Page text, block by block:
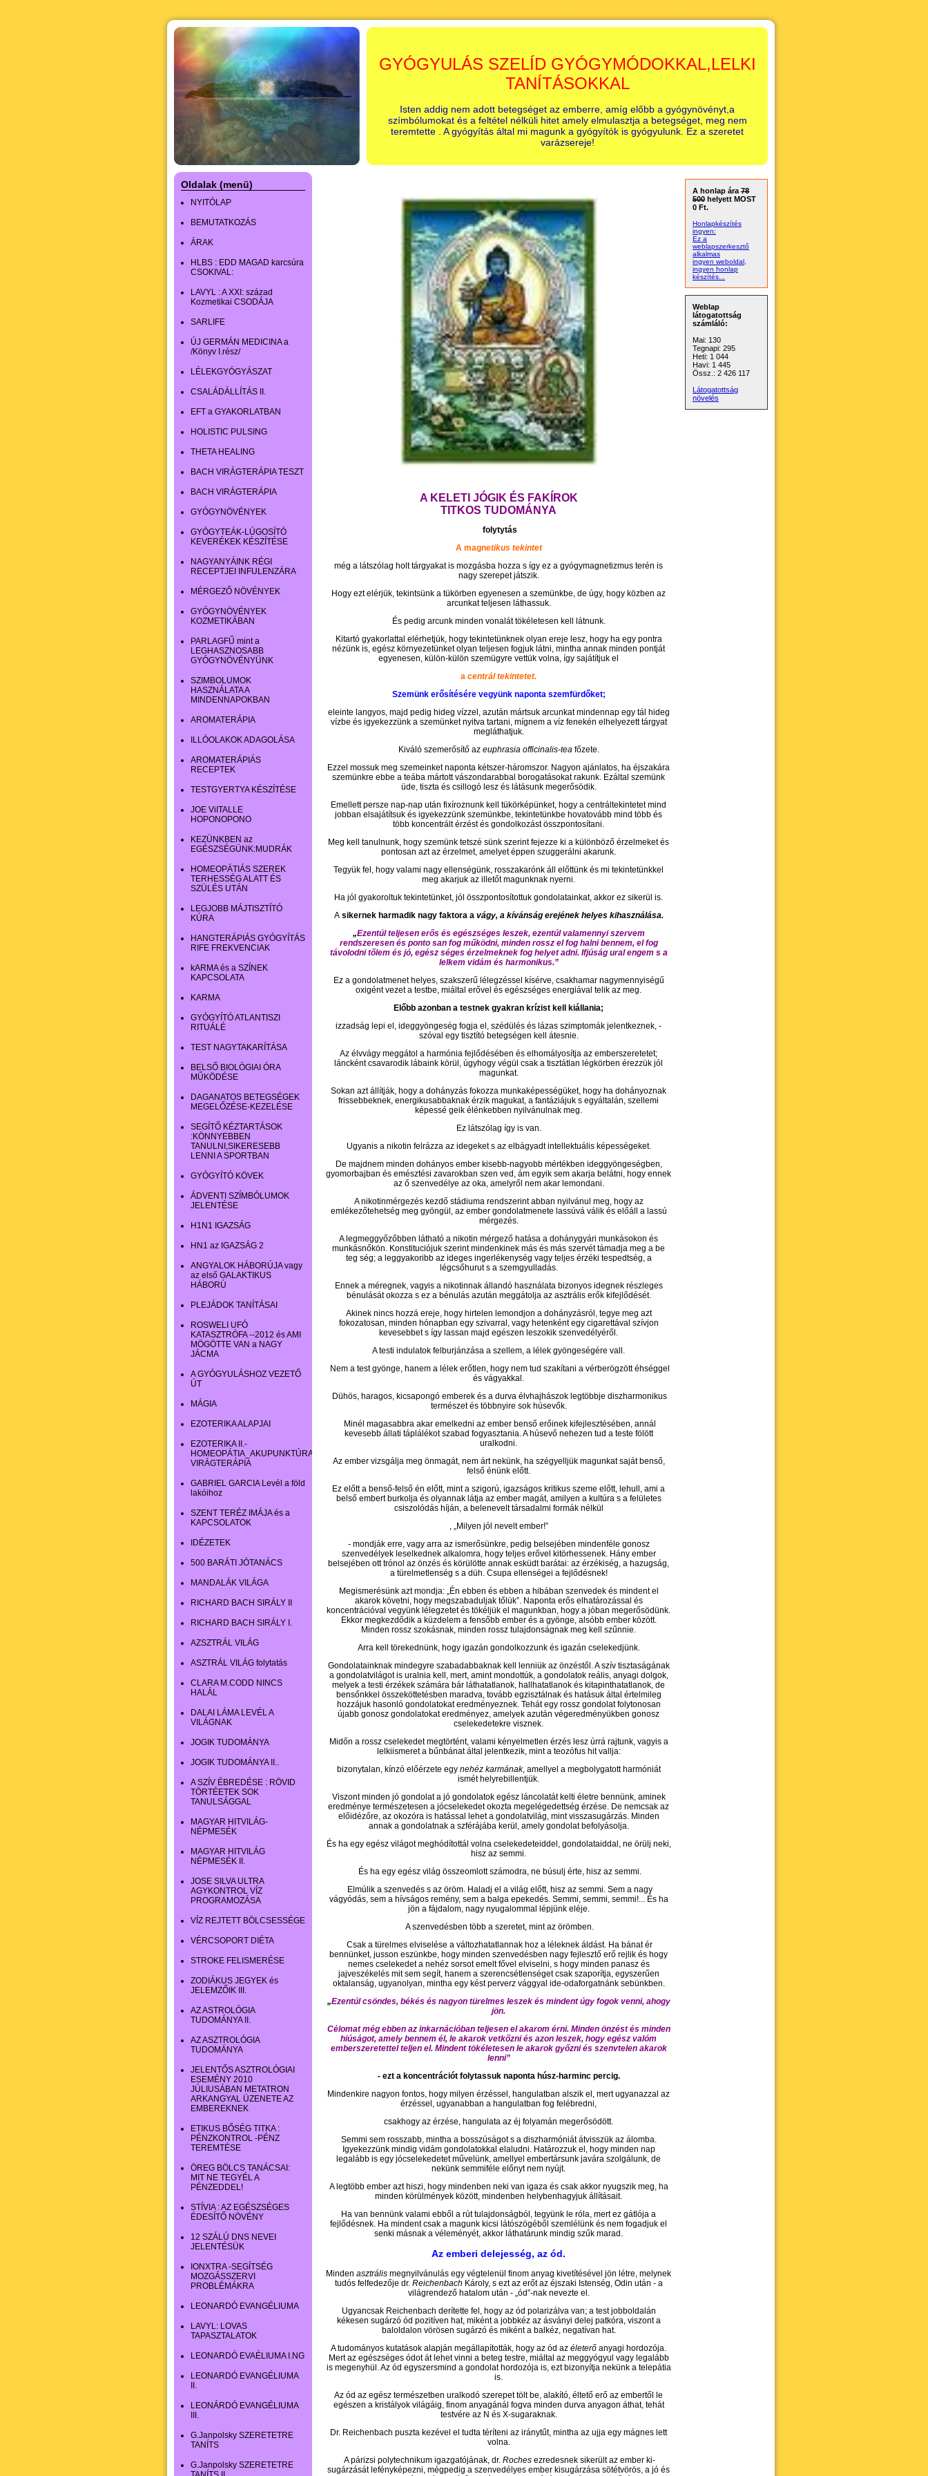
GYÓGYULÁS SZELÍD GYÓGYMÓDOKKAL,LELKI
TANÍTÁSOKKAL
Isten addig nem adott betegséget az emberre, amíg előbb a gyógynövényt,a
szímbólumokat és a feltétel nélküli hitet amely elmulasztja a betegséget, meg nem
teremtette . A gyógyítás által mi magunk a gyógyítók is gyógyulunk. Ez a szeretet
varázsereje!
Oldalak (menü)
NYITÓLAP
BEMUTATKOZÁS
ÁRAK
HLBS : EDD MAGAD karcsúra
CSOKIVAL:
LAVYL : A XXI: század
Kozmetikai CSODÁJA
SARLIFE
ÚJ GERMÁN MEDICINA a
/Könyv I.rész/
LÉLEKGYÓGYÁSZAT
CSALÁDÁLLÍTÁS II.
EFT a GYAKORLATBAN
HOLISTIC PULSING
THETA HEALING
BACH VIRÁGTERÁPIA TESZT
BACH VIRÁGTERÁPIA
GYÓGYNÖVÉNYEK
GYÓGYTEÁK-LÚGOSÍTÓ
KEVERÉKEK KÉSZÍTÉSE
NAGYANYÁINK RÉGI
RECEPTJEI INFULENZÁRA
MÉRGEZŐ NÖVÉNYEK
GYÓGYNÖVÉNYEK
KOZMETIKÁBAN
PARLAGFŰ mint a
LEGHASZNOSABB
GYÓGYNÖVÉNYÜNK
SZIMBOLUMOK
HASZNÁLATA A
MINDENNAPOKBAN
AROMATERÁPIA
ILLÓOLAKOK ADAGOLÁSA
AROMATERÁPIÁS
RECEPTEK
TESTGYERTYA KÉSZÍTÉSE
JOE ViITALLE
HOPONOPONO
KEZÜNKBEN az
EGÉSZSÉGÜNK:MUDRÁK
HOMEOPÁTIÁS SZEREK
TERHESSÉG ALATT ÉS
SZÜLÉS UTÁN
LEGJOBB MÁJTISZTÍTÓ
KÚRA
HANGTERÁPIÁS GYÓGYÍTÁS
RIFE FREKVENCIAK
kARMA és a SZÍNEK
KAPCSOLATA
KARMA
GYÓGYÍTÓ ATLANTISZI
RITUÁLÉ
TEST NAGYTAKARÍTÁSA
BELSŐ BIOLÓGIAI ÓRA
MŰKÖDÉSE
DAGANATOS BETEGSÉGEK
MEGELŐZÉSE-KEZELÉSE
SEGÍTŐ KÉZTARTÁSOK
:KÖNNYEBBEN
TANULNI,SIKERESEBB
LENNI A SPORTBAN
GYÓGYÍTÓ KÖVEK
ÁDVENTI SZÍMBÓLUMOK
JELENTÉSE
H1N1 IGAZSÁG
HN1 az IGAZSÁG 2
ANGYALOK HÁBORÚJA vagy
az első GALAKTIKUS
HÁBORÚ
PLEJÁDOK TANÍTÁSAI
ROSWELI UFÓ
KATASZTRÓFA --2012 és AMI
MÖGÖTTE VAN a NAGY
JÁCMA
A GYÓGYULÁSHOZ VEZETŐ
ÚT
MÁGIA
EZOTERIKA ALAPJAI
EZOTERIKA II.-
HOMEOPÁTIA_AKUPUNKTÚRA_BACH
VIRÁGTERÁPIA
GABRIEL GARCIA Levél a föld
lakóihoz
SZENT TERÉZ IMÁJA és a
KAPCSOLATOK
IDÉZETEK
500 BARÁTI JÓTANÁCS
MANDALÁK VILÁGA
RICHARD BACH SIRÁLY II
RICHARD BACH SIRÁLY I.
AZSZTRÁL VILÁG
ASZTRÁL VILÁG folytatás
CLARA M.CODD NINCS
HALÁL
DALAI LÁMA LEVÉL A
VILÁGNAK
JOGIK TUDOMÁNYA
JOGIK TUDOMÁNYA II..
A SZÍV ÉBREDÉSE : RÖVID
TÖRTÉETEK SOK
TANULSÁGGAL
MAGYAR HITVILÁG-
NÉPMESÉK
MAGYAR HITVILÁG
NÉPMESÉK II.
JOSE SILVA ULTRA
AGYKONTROL VÍZ
PROGRAMOZÁSA
VÍZ REJTETT BÖLCSESSÉGE
VÉRCSOPORT DIÉTA
STROKE FELISMERÉSE
ZODIÁKUS JEGYEK és
JELEMZŐIK III.
AZ ASTROLÓGIA
TUDOMÁNYA II.
AZ ASZTROLÓGIA
TUDOMÁNYA
JELENTŐS ASZTROLÓGIAI
ESEMÉNY 2010
JÚLIUSÁBAN METATRON
ARKANGYAL ÜZENETE AZ
EMBEREKNEK
ETIKUS BŐSÉG TITKA :
PÉNZKONTROL -PÉNZ
TEREMTÉSE
ÖREG BÖLCS TANÁCSAI:
MIT NE TEGYÉL A
PÉNZEDDEL!
STÍVIA : AZ EGÉSZSÉGES
ÉDESÍTŐ NÖVÉNY
12 SZÁLÚ DNS NEVEI
JELENTÉSÜK
IONXTRA -SEGÍTSÉG
MOZGÁSSZERVI
PROBLÉMÁKRA
LEONARDÓ EVANGÉLIUMA
LAVYL: LOVAS
TAPASZTALATOK
LEONARDÓ EVAÉLIUMA I.NG
LEONARDÓ EVANGÉLIUMA
II.
LEONÁRDÓ EVANGÉLIUMA
III.
G.Janpolsky SZERETETRE
TANÍTS
G.Janpolsky SZERETETRE
A KELETI JÓGIK ÉS FAKÍROK
TITKOS TUDOMÁNYA
folytytás
A magnetikus tekintet
még a látszólag holt tárgyakat is mozgásba hozza s így ez a gyógymagnetizmus terén is
nagy szerepet játszik.
Hogy ezt elérjük, tekintsünk a tükörben egyenesen a szemünkbe, de úgy, hogy közben az
arcunkat teljesen láthassuk.
És pedig arcunk minden vonalát tökéletesen kell látnunk.
Kitartó gyakorlattal elérhetjük, hogy tekintetünknek olyan ereje lesz, hogy ha egy pontra
nézünk is, egész környezetünket olyan teljesen fogjuk látni, mintha annak minden pontját
egyenesen, külön-külön szemügyre vettük volna, így sajátítjuk el
a centrál tekintetet.
Szemünk erősítésére vegyünk naponta szemfürdőket;
eleinte langyos, majd pedig hideg vízzel, azután mártsuk arcunkat mindennap egy tál hideg
vízbe és igyekezzünk a szemünket nyitva tartani, mígnem a víz fenekén elhelyezett tárgyat
megláthatjuk.
Kiváló szemerősítő az euphrasia officinalis-tea főzete.
Ezzel mossuk meg szemeinket naponta kétszer-háromszor. Nagyon ajánlatos, ha éjszakára
szemünkre ebbe a teába mártott vászondarabbal borogatásokat rakunk. Ezáltal szemünk
üde, tiszta és csillogó lesz és látásunk megerősödik.
Emellett persze nap-nap után fixíroznunk kell tükörképünket, hogy a centráltekintetet mind
jobban elsajátítsuk és igyekezzünk szemünkbe, tekintetünkbe hovatovább mind több és
több koncentrált érzést és gondolkozást összpontosítani.
Meg kell tanulnunk, hogy szemünk tetszé sünk szerint fejezze ki a különböző érzelmeket és
pontosan azt az érzelmet, amelyet éppen szuggerálni akarunk.
Tegyük fel, hogy valami nagy ellenségünk, rosszakarónk áll előttünk és mi tekintetünkkel
meg akarjuk az illetőt magunknak nyerni.
Ha jól gyakoroltuk tekintetünket, jól összpontosítottuk gondolatainkat, akkor ez sikerül is.
Asikernek harmadik nagy faktora a vágy, a kívánság erejének helyes kihasználása.
„Ezentúl teljesen erős és egészséges leszek, ezentúl valamennyi szervem
rendszeresen és ponto san fog működni, minden rossz el fog halni bennem, el fog
távolodni tőlem és jó, egész séges érzelmeknek fog helyet adni. Ifjúság ural engem s a
lelkem vidám és harmonikus.”
Ez a gondolatmenet helyes, szakszerű lélegzéssel kísérve, csakhamar nagymennyiségű
oxigént vezet a testbe, miáltal erővel és egészséges energiával telik az meg.
Előbb azonban a testnek gyakran krízist kell kiállania;
izzadság lepi el, ideggyöngeség fogja el, szédülés és lázas szimptomák jelentkeznek, -
szóval egy tisztító betegségen kell átesnie.
Az élvvágy meggátol a harmónia fejlődésében és elhomályosítja az emberszeretetet;
láncként csavarodik lábaink körül, úgyhogy végül csak a tisztátlan légkörben érezzük jól
magunkat.
Sokan azt állítják, hogy a dohányzás fokozza munkaképességüket, hogy ha dohányoznak
frissebbeknek, energikusabbaknak érzik magukat, a fantáziájuk s egyáltalán, szellemi
képessé geik élénkebben nyilvánulnak meg.
Ez látszólag így is van.
Ugyanis a nikotin felrázza az idegeket s az elbágyadt intellektuális képességeket.
De majdnem minden dohányos ember kisebb-nagyobb mértékben ideggyöngeségben,
gyomorbajban és emésztési zavarokban szen ved, ám egyik sem akarja belátni, hogy ennek
az ő szenvedélye az oka, amelyről nem akar lemondani.
A nikotinmérgezés kezdő stádiuma rendszerint abban nyilvánul meg, hogy az
emlékezőtehetség meg gyöngül, az ember gondolatmenete lassúvá válik és előáll a lassú
mérgezés.
A legmeggyőzőbben látható a nikotin mérgező hatása a dohánygyári munkásokon és
munkásnőkön. Konstituciójuk szerint mindenkinek más és más szervét támadja meg a be
teg ség; a leggyakoribb az ideges ingerlékenység vagy teljes érzéki tespedtség, a
légcsőhurut s a szemgyulladás.
Ennek a méregnek, vagyis a nikotinnak állandó használata bizonyos idegnek részleges
bénulását okozza s ez a bénulás azután meggátolja az asztrális erők kifejlődését.
Akinek nincs hozzá ereje, hogy hirtelen lemondjon a dohányzásról, tegye meg azt
fokozatosan, minden hónapban egy szivarral, vagy hetenként egy cigarettával szívjon
kevesebbet s így lassan majd egészen leszokik szenvedélyéről.
A testi indulatok felburjánzása a szellem, a lélek gyöngeségére vall.
Nem a test gyönge, hanem a lélek erőtlen, hogy nem tud szakítani a vérberögzött éhséggel
és vágyakkal.
Dühös, haragos, kicsapongó emberek és a durva élvhajhászok legtöbbje diszharmonikus
természet és többnyire sok húsevők.
Minél magasabbra akar emelkedni az ember benső erőinek kifejlesz­tésében, annál
kevesebb állati táplálékot szabad fogyasztania. A húsevő nehezen tud a teste fölött
uralkodni.
Az ember vizsgálja meg önmagát, nem árt nekünk, ha szégyelljük magunkat saját benső,
felső énünk előtt.
Ez előtt a benső-felső én előtt, mint a szigorú, igazságos kritikus szeme előtt, lehull, ami a
belső embert burkolja és olyannak látja az ember magát, amilyen a kultúra s a felületes
csiszolódás híján, a belenevelt társadalmi formák nélkül
, „Milyen jól nevelt ember!”
- mondják erre, vagy arra az ismerősünkre, pedig belsejében mindenféle gonosz
szenvedélyek leselkednek alkalomra, hogy teljes erővel kitörhessenek. Hány ember
belsejében ott trónol az önzés és körülötte annak esküdt barátai: az érzékiség, a hazugság,
a türelmetlenség s a düh. Csupa ellenségei a fejlődésnek!
Megismerésünk azt mondja: „Én ebben és ebben a hibában szenvedek és mindent el
akarok követni, hogy megszabaduljak tőlük”. Naponta erős elhatározással és
koncentrációval ve­gyünk lélegzetet és tökéljük el magunkban, hogy a jóban megerősödünk.
Ekkor megkezdődik a küzdelem a fensőbb ember és a gyönge, alsóbb ember között.
Minden rossz szokásnak, minden rossz tulajdonságnak meg kell szűnnie.
Arra kell törekednünk, hogy igazán gondolkozzunk és igazán cselekedjünk.
Gondolatainknak mindegyre szabadabbaknak kell lenniük az önzéstől. A szív tisztaságának
a gondolatvilágot is uralnia kell, mert, amint mondottúk, a gondolatok reális, anyagi dolgok,
melyek a testi érzékek számára bár láthatatlanok, hallhatatlanok és kitapinthatatlanok, de
bensőnkkel össze­kötte­tés­ben maradva, tovább egzisztálnak és hatásuk által értelmileg
hozzájuk hasonló gondo­latokat eredményeznek. Tehát egy rossz gondolat folytonosan
újabb gonosz gondolatokat eredményez, amelyek azután végeredményükben gonosz
cselekedetekre visznek.
Midőn a rossz cselekedet megtörtént, valami kényelmetlen érzés lesz úrrá rajtunk, vagyis a
lelkiismeret a bűnbánat által jelentkezik, mint a teozófus hit vallja:
bizonytalan, kínzó elő­érzete egy nehéz karmának,amellyel a megbolygatott harmóniát
ismét helyrebillentjük.
Viszont minden jó gondolat a jó gondolatok egész láncolatát kelti életre bennünk, aminek
eredménye természetesen a jócselekedet okozta megelégedettség érzése. De nemcsak az
előidézőre, az okozóra is hatással lehet a gondolatvilág, mint visszasugárzás. Minden
annak a gondolatnak a szférájába kerül, amely gondolat befolyásolja.
És ha egy egész világot meghódítottál volna cselekedeteiddel, gondolataiddal, ne örülj neki,
hisz az semmi.
És ha egy egész világ összeomlott számodra, ne búsulj érte, hisz az semmi.
Elmúlik a szenvedés s az öröm. Haladj el a világ előtt, hisz az semmi. Sem a nagy
vágyódás, sem a hívságos remény, sem a balga epekedés. Semmi, semmi, semmi!... És ha
jön a fájda­lom, nagy nyugalommal lépjünk eléje.
A szenvedésben több a szeretet, mint az örömben.
Csak a türelmes elviselése a változhatatlannak hoz a léleknek áldást. Ha bánat ér
bennünket, jusson eszünkbe, hogy minden szenvedésben nagy fejlesztő erő rejlik és hogy
nemes cselekedet a nehéz sorsot emelt fővel elviselni, s hogy minden panasz és
jajveszékelés mit sem segít, hanem a szerencsétlenséget csak szaporítja, egyszerűen
oktalanság, ugyanolyan, mintha egy kést perverz vággyal ide-odaforgatnánk sebünkben.
„Ezentúl csöndes, békés és nagyon türelmes leszek és mindent úgy fogok venni, ahogy
jön.
Célomat még ebben az inkarnációban teljesen el akarom érni. Minden önzést és minden
hiú­ságot, amely bennem él, le akarok vetkőzni és azon leszek, hogy egész valóm
emberszeretettel teljen el. Mindent tökéletesen le akarok győzni és szenvtelen akarok
lenni”
- ezt a koncentrá­ciót folytassuk naponta húsz-harminc percig.
Mindenkire nagyon fontos, hogy milyen érzéssel, hangulatban alszik el, mert ugyanazzal az
érzés­­sel, ugyanabban a hangulatban fog felébredni,
csakhogy az érzése, hangulata az éj folya­mán megerősödött.
Semmi sem rosszabb, mintha a bosszúságot s a diszharmóniát átvisszük az álomba.
Igyekezzünk mindig vidám gondolatokkal elaludni. Határozzuk el, hogy minden nap
legalább is egy jócselekedetet művelünk, amellyel embertársunk javára szolgálunk, de
nekünk semmiféle előnyt nem nyújt.
A legtöbb ember azt hiszi, hogy mindenben neki van igaza és csak akkor nyugszik meg, ha
minden körülmények között, mindenben helybenhagyjuk állításait.
Ha van bennünk valami ebből a rút tulajdonságból, tegyünk le róla, mert ez gátlója a
fejlődésnek. Ha mindent csak a magunk kicsi látószögéből szemlélünk és nem fogadjuk el
senki másnak a véleményét, akkor láthatárunk mindig szűk marad.
Az emberi delejesség, az ód.
Minden asztrális megnyilvánulás egy végtelenül finom anyag kivetítésével jön létre, melynek
tudós felfedezője dr. Reichenbach Károly, s ezt az erőt az éjszaki Istenség, Odin után - a
világrendező hatalom után - „ód”-nak nevezte el.
Ugyancsak Reichenbach derítette fel, hogy az ód polarizálva van; a test jobboldalán
kékesen sugárzó ód pozitíven hat, miként a jobbkéz az ásványi delej patkóra, viszont a
baloldalon vörösen sugárzó és miként a balkéz, negatívan hat.
A tudományos kutatások alapján megállapították, hogy az ód az életerő anyagi hordozója.
Mert az egészséges ódot át lehet vinni a beteg testre, miáltal az meggyógyul vagy legalább
is megenyhül. Az ód egyszersmind a gondolat hordozója is, ezt bizonyítja nekünk a telepátia
is.
Az ód az egész természetben uralkodó szerepet tölt be, alakító, éltető erő az embertől le
egészen a kristályok világáig, finom anyagánál fogva minden durva anyagon áthat, tehát
testvére az N és X-sugaraknak.
Dr. Reichenbach puszta kezével el tudta téríteni az iránytűt, mintha az ujja egy mágnes lett
volna.
A párizsi polytechnikum igazgatójának, dr. Roches ezredesnek sikerült az ember ki­
sugárzását lefényképezni, mégpedig a szenvedélyes ember kisugárzása sötétvörös, a jó és
A honlap ára 78
500 helyett MOST
0 Ft.
Honlapkészítés
ingyen:
Ez a
weblapszerkesztő
alkalmas
ingyen weboldal,
ingyen honlap
készítés...
Weblap
látogatottság
számláló:
Mai: 130
Tegnapi: 295
Heti: 1 044
Havi: 1 445
Össz.: 2 426 117
Látogatottság
növelés